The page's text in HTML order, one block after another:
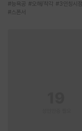
#능욕공 #오해/착각 #3인칭시점
#스폰서